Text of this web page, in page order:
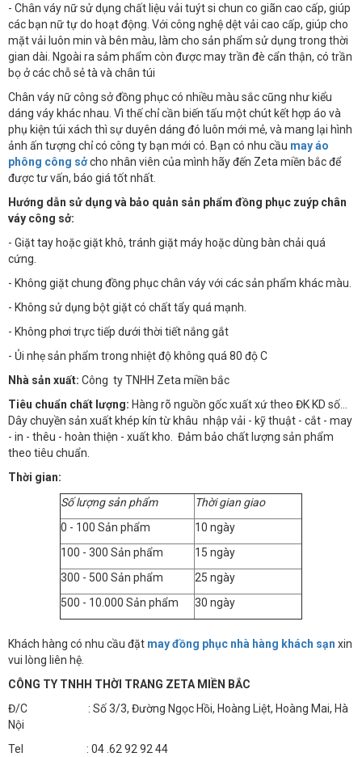
- Chân váy nữ sử dụng chất liệu vải tuýt si chun co giãn cao cấp, giúp
các bạn nữ tự do hoạt động. Với công nghệ dệt vải cao cấp, giúp cho
mặt vải luôn min và bên màu, làm cho sản phẩm sử dụng trong thời
gian dài. Ngoài ra sảm phẩm còn được may trần đè cẩn thận, có trần
bọ ở các chỗ sẻ tà và chân túi
Chân váy nữ công sở đồng phục có nhiều màu sắc cũng như kiểu
dáng váy khác nhau. Vì thế chỉ cần biến tấu một chút kết hợp áo và
phụ kiện túi xách thì sự duyên dáng đó luôn mới mẻ, và mang lại hình
ảnh ấn tượng chỉ có công ty bạn mới có. Bạn có nhu cầu may áo
phông công sởcho nhân viên của mình hãy đến Zeta miền bắc để
được tư vấn, báo giá tốt nhất.
Hướng dẫn sử dụng và bảo quản sản phẩm đồng phục zuýp chân
váy công sở:
- Giặt tay hoặc giặt khô, tránh giặt máy hoặc dùng bàn chải quá
cứng.
- Không giặt chung đồng phục chân váy với các sản phẩm khác màu.
- Không sử dụng bột giặt có chất tẩy quá mạnh.
- Không phơi trực tiếp dưới thời tiết nắng gắt
- Ủi nhẹ sản phẩm trong nhiệt độ không quá 80 độ C
Nhà sản xuất: Công ty TNHH Zeta miền bắc
Tiêu chuẩn chất lượng: Hàng rõ nguồn gốc xuất xứ theo ĐK KD số…
Dây chuyền sản xuất khép kín từ khâu nhập vải - kỹ thuật - cắt - may
- in - thêu - hoàn thiện - xuất kho. Đảm bảo chất lượng sản phẩm
theo tiêu chuẩn.
Thời gian:
Số lượng sản phẩm
Thời gian giao
0 - 100 Sản phẩm
10 ngày
100 - 300 Sản phẩm
15 ngày
300 - 500 Sản phẩm
25 ngày
500 - 10.000 Sản phẩm
30 ngày
Khách hàng có nhu cầu đặt may đồng phục nhà hàng khách sạn xin
vui lòng liên hệ.
CÔNG TY TNHH THỜI TRANG ZETA MIỀN BẮC
Đ/C : Số 3/3, Đường Ngọc Hồi, Hoàng Liệt, Hoàng Mai, Hà
Nội
Tel : 04 .62 92 92 44